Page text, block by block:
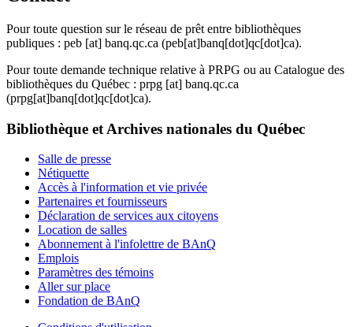
Pour toute question sur le réseau de prêt entre bibliothèques
publiques : peb [at] banq.qc.ca (peb[at]banq[dot]qc[dot]ca).
Pour toute demande technique relative à PRPG ou au Catalogue des
bibliothèques du Québec : prpg [at] banq.qc.ca
(prpg[at]banq[dot]qc[dot]ca).
Bibliothèque et Archives nationales du Québec
Salle de presse
Nétiquette
Accès à l'information et vie privée
Partenaires et fournisseurs
Déclaration de services aux citoyens
Location de salles
Abonnement à l'infolettre de BAnQ
Emplois
Paramètres des témoins
Aller sur place
Fondation de BAnQ